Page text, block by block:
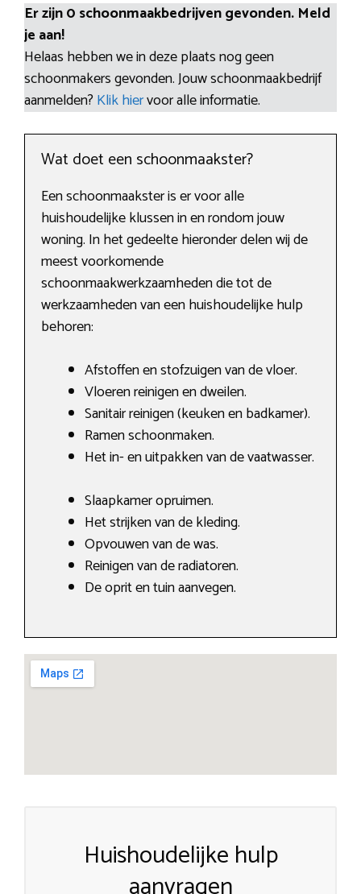
Er zijn 0 schoonmaakbedrijven gevonden. Meld
je aan!
Helaas hebben we in deze plaats nog geen
schoonmakers gevonden. Jouw schoonmaakbedrijf
aanmelden? Klik hiervoor alle informatie.
Wat doet een schoonmaakster?
Een schoonmaakster is er voor alle
huishoudelijke klussen in en rondom jouw
woning. In het gedeelte hieronder delen wij de
meest voorkomende
schoonmaakwerkzaamheden die tot de
werkzaamheden van een huishoudelijke hulp
behoren:
Afstoffen en stofzuigen van de vloer.
Vloeren reinigen en dweilen.
Sanitair reinigen (keuken en badkamer).
Ramen schoonmaken.
Het in- en uitpakken van de vaatwasser.
Slaapkamer opruimen.
Het strijken van de kleding.
Opvouwen van de was.
Reinigen van de radiatoren.
De oprit en tuin aanvegen.
Huishoudelijke hulp